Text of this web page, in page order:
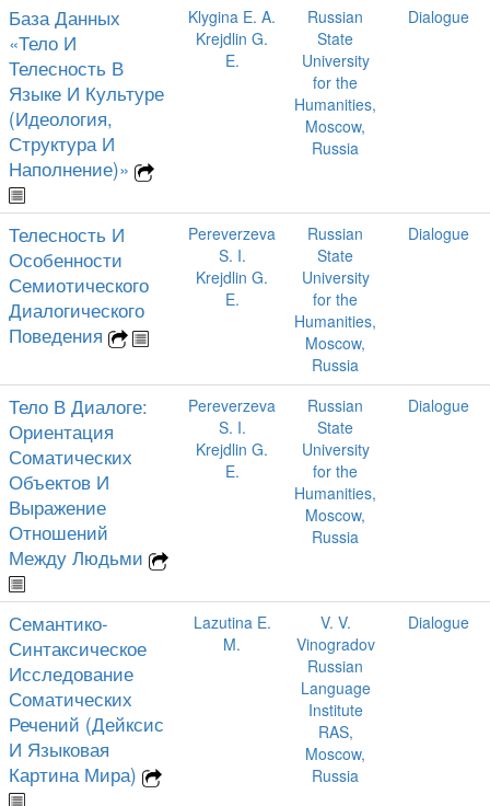
База Данных
«Тело И
Телесность В
Языке И Культуре
(Идеология,
Структура И
Наполнение)»
Klygina E. A.
Krejdlin G.
E.
Russian
State
University
for the
Humanities,
Moscow,
Russia
Dialogue
Телесность И
Особенности
Семиотического
Диалогического
Поведения
Pereverzeva
S. I.
Krejdlin G.
E.
Russian
State
University
for the
Humanities,
Moscow,
Russia
Dialogue
Тело В Диалоге:
Ориентация
Соматических
Объектов И
Выражение
Отношений
Между Людьми
Pereverzeva
S. I.
Krejdlin G.
E.
Russian
State
University
for the
Humanities,
Moscow,
Russia
Dialogue
Семантико-
Синтаксическое
Исследование
Соматических
Речений (Дейксис
И Языковая
Картина Мира)
Lazutina E.
M.
V. V.
Vinogradov
Russian
Language
Institute
RAS,
Moscow,
Russia
Dialogue